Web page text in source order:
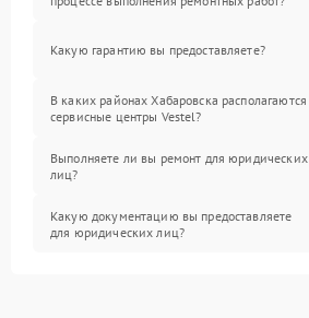
Какую гарантию вы предоставляете?
В каких районах Хабаровска располагаются
сервисные центры Vestel?
Выполняете ли вы ремонт для юридических
лиц?
Какую документацию вы предоставляете
для юридических лиц?